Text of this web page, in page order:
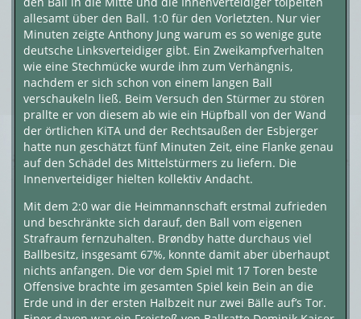
allesamt über den Ball. 1:0 für den Vorletzten. Nur vier
Minuten zeigte Anthony Jung warum es so wenige gute
deutsche Linksverteidiger gibt. Ein Zweikampfverhalten
wie eine Stechmücke wurde ihm zum Verhängnis,
nachdem er sich schon von einem langen Ball
verschaukeln ließ. Beim Versuch den Stürmer zu stören
prallte er von diesem ab wie ein Hüpfball von der Wand
der örtlichen KiTA und der Rechtsaußen der Esbjerger
hatte nun geschätzt fünf Minuten Zeit, eine Flanke genau
auf den Schädel des Mittelstürmers zu liefern. Die
Innenverteidiger hielten kollektiv Andacht.
Mit dem 2:0 war die Heimmannschaft erstmal zufrieden
und beschränkte sich darauf, den Ball vom eigenen
Strafraum fernzuhalten. Brøndby hatte durchaus viel
Ballbesitz, insgesamt 67%, konnte damit aber überhaupt
nichts anfangen. Die vor dem Spiel mit 17 Toren beste
Offensive brachte im gesamten Spiel kein Bein an die
Erde und in der ersten Halbzeit nur zwei Bälle auf’s Tor.